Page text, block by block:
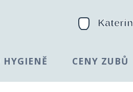
CENY ZUBŮ